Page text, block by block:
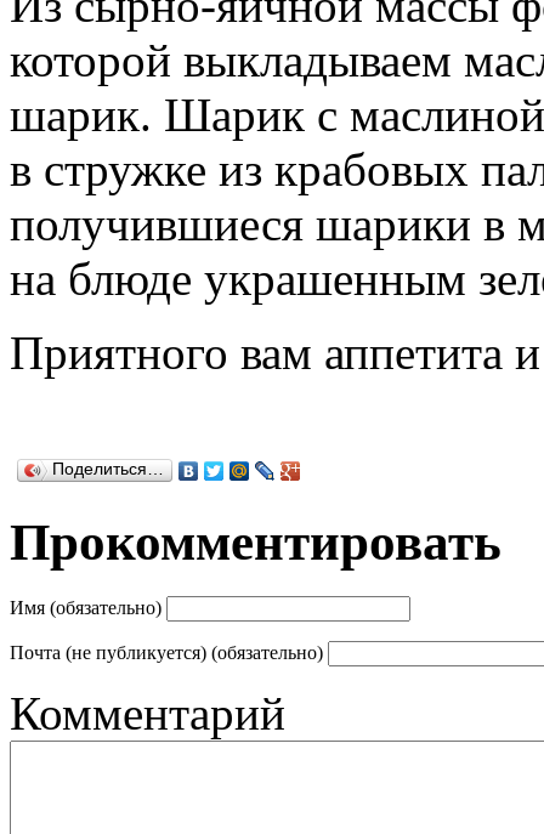
которой выкладываем
шарик. Шарик с маслиной
в стружке из крабовых
получившиеся шарики в
на блюде украшенным
Приятного вам
Поделиться…
Прокомментировать
Имя (обязательно)
Почта (не публикуется) (обязательно)
Комментарий